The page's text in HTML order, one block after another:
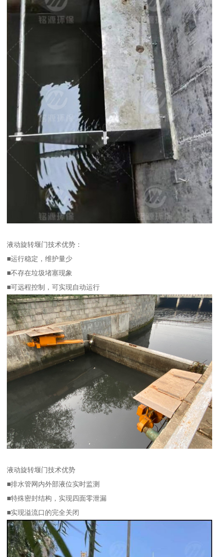
液动旋转堰门技术优势：
■运行稳定，维护量少
■不存在垃圾堵塞现象
■可远程控制，可实现自动运行
液动旋转堰门技术优势
■排水管网内外部液位实时监测
■特殊密封结构，实现四面零泄漏
■实现溢流口的完全关闭